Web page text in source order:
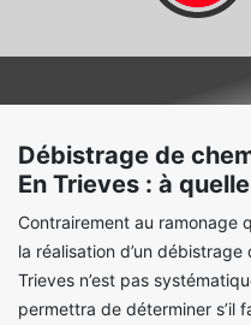
Débistrage de
En Trieves : à
Contrairement au ramonage
la réalisation d’un
Trieves n’est pas
permettra de déterminer s’il